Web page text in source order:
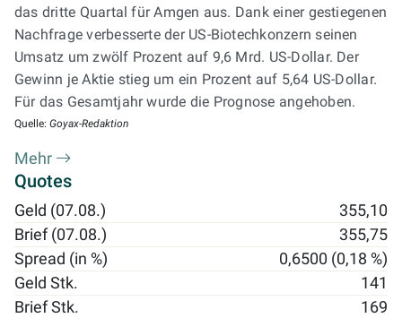
das dritte Quartal für Amgen aus. Dank einer gestiegenen
Nachfrage verbesserte der US-Biotechkonzern seinen
Umsatz um zwölf Prozent auf 9,6 Mrd. US-Dollar. Der
Gewinn je Aktie stieg um ein Prozent auf 5,64 US-Dollar.
Für das Gesamtjahr wurde die Prognose angehoben.
Quelle: Goyax-Redaktion
Mehr
Quotes
Geld (07.08.)
355,10
Brief (07.08.)
355,75
Spread (in %)
0,6500 (0,18 %)
Geld Stk.
141
Brief Stk.
169